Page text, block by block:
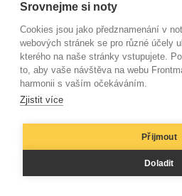
05.08.2026
O krok dál s
Zapomeňte na
post-hudba:
jsme dát
Srovnejme si noty
Cookies jsou jako předznamenání v
webových stránek se pro různé účely
kterého na naše stránky vstupujete.
to, aby vaše návštěva na webu
harmonii s vaším očekáváním.
Zjistit více
Přijmout
Doladit